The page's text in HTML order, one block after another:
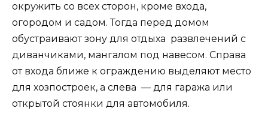
окружить со всех сторон, кроме входа,
огородом и садом. Тогда перед домом
обустраивают зону для отдыха развлечений с
диванчиками, мангалом под навесом. Справа
от входа ближе к ограждению выделяют место
для хозпостроек, а слева — для гаража или
открытой стоянки для автомобиля.